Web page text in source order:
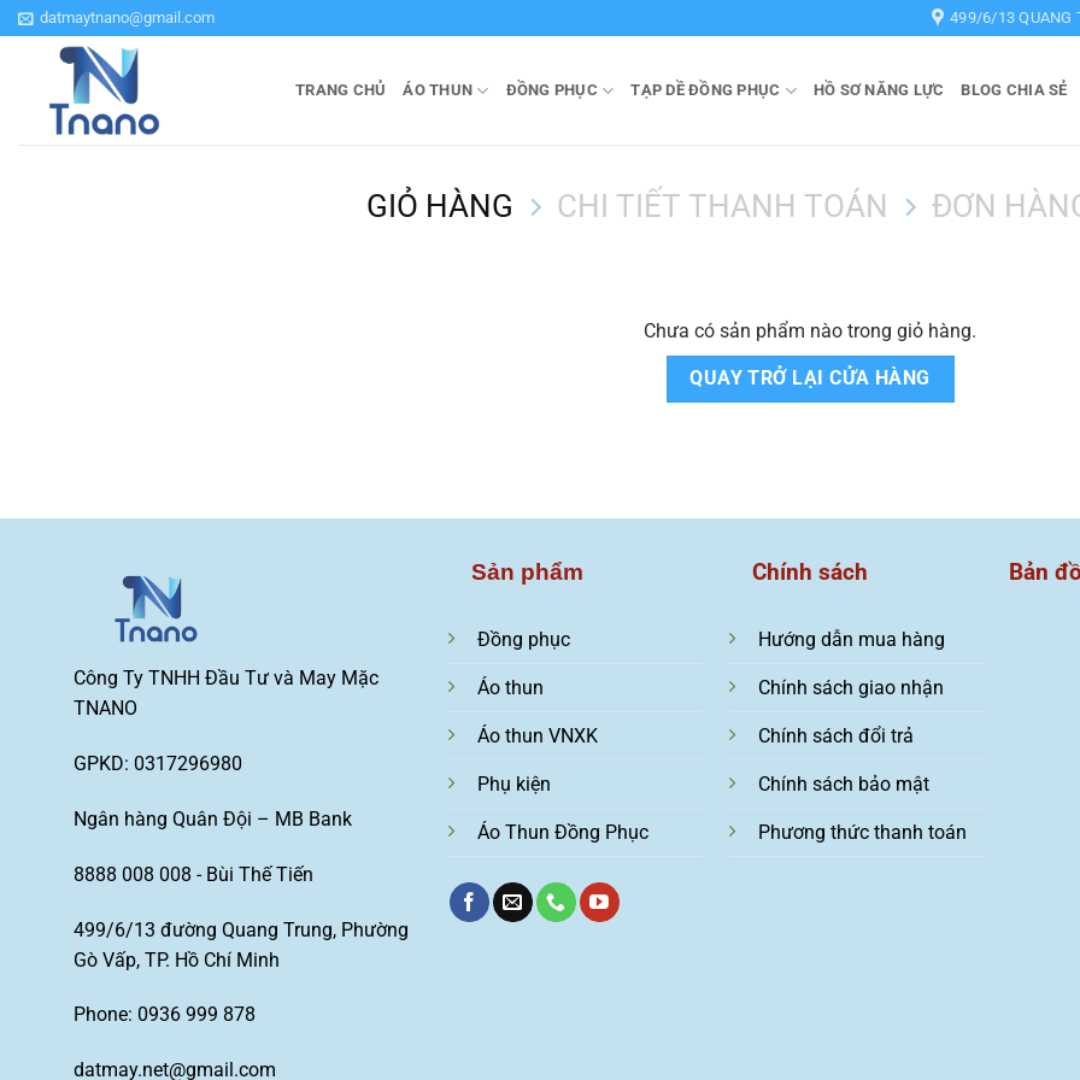
Bỏ
qua
datmaytnano@gmail.com 499/6/13 QUANG
TRANG CHỦ ÁO THUN ĐỒNG PHỤC TẠP DỀ ĐỒNG PHỤC HỒ SƠ NĂNG LỰC BLOG CHIA SẺ
GIỎ HÀNG CHI TIẾT THANH TOÁN ĐƠN
Chưa có sản phẩm nào trong giỏ hàng.
QUAY TRỞ LẠI CỬA HÀNG
Công Ty TNHH Đầu Tư và May Mặc
TNANO
GPKD: 0317296980
Ngân hàng Quân Đội – MB Bank
8888 008 008 - Bùi Thế Tiến
499/6/13 đường Quang Trung, Phường
Gò Vấp, TP. Hồ Chí Minh
Phone: 0936 999 878
datmay.net@gmail.com
Sản phẩm
Đồng phục
Áo thun
Áo thun VNXK
Phụ kiện
Áo Thun Đồng Phục
Chính sách
Hướng dẫn mua hàng
Chính sách giao nhận
Chính sách đổi trả
Chính sách bảo mật
Phương thức thanh toán
Bản